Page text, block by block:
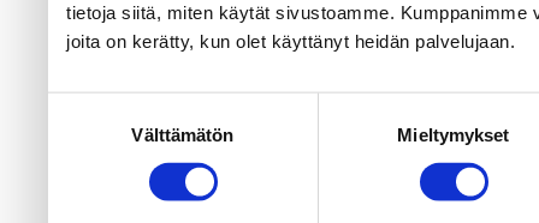
tietoja siitä, miten käytät sivustoamme. Kumppanimme
joita on kerätty, kun olet käyttänyt heidän palvelujaan.
Välttämätön Mieltymykset